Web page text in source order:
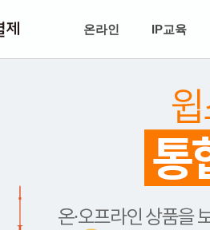
온라인 IP교육